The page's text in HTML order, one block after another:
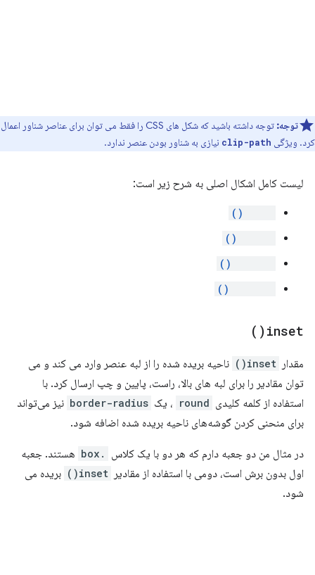
توجه:
توجه داشته باشید که شکل های CSS را فقط می توان برای عناصر شناور اعمال
کرد. ویژگی clip-path نیازی به شناور بودن عنصر ندارد.
لیست کامل اشکال اصلی به شرح زیر است:
inset(
)
مقدار inset()
ناحیه بریده شده را از لبه عنصر وارد می کند و می
توان مقادیر را برای لبه های بالا، راست، پایین و چپ ارسال کرد. با
استفاده از کلمه کلیدی round ، یک border-radius نیز می‌تواند
برای منحنی کردن گوشه‌های ناحیه بریده شده اضافه شود.
در مثال من دو جعبه دارم که هر دو با یک کلاس .box
هستند. جعبه
اول بدون برش است، دومی با استفاده از مقادیر inset()
بریده می
شود.